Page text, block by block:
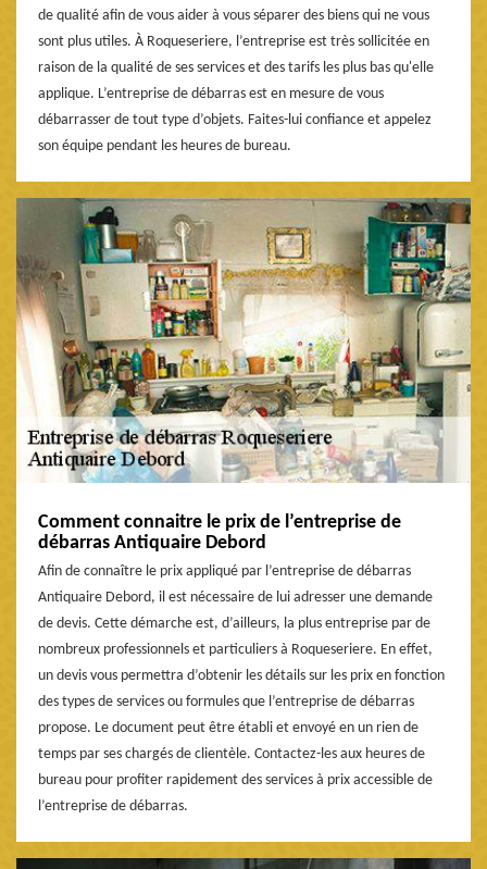
de qualité afin de vous aider à vous séparer des biens qui ne vous
sont plus utiles. À Roqueseriere, l’entreprise est très sollicitée en
raison de la qualité de ses services et des tarifs les plus bas qu'elle
applique. L’entreprise de débarras est en mesure de vous
débarrasser de tout type d’objets. Faites-lui confiance et appelez
son équipe pendant les heures de bureau.
Comment connaitre le prix de l’entreprise de
débarras Antiquaire Debord
Afin de connaître le prix appliqué par l’entreprise de débarras
Antiquaire Debord, il est nécessaire de lui adresser une demande
de devis. Cette démarche est, d’ailleurs, la plus entreprise par de
nombreux professionnels et particuliers à Roqueseriere. En effet,
un devis vous permettra d’obtenir les détails sur les prix en fonction
des types de services ou formules que l’entreprise de débarras
propose. Le document peut être établi et envoyé en un rien de
temps par ses chargés de clientèle. Contactez-les aux heures de
bureau pour profiter rapidement des services à prix accessible de
l’entreprise de débarras.